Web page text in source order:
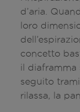
d’aria.
loro
concetto
il diaframma
seguito
rilassa, la